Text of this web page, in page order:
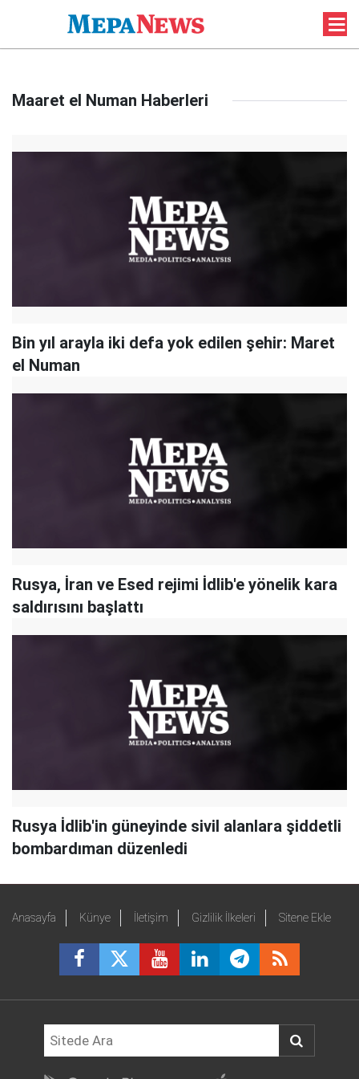
Maaret el Numan Haberleri
Bin yıl arayla iki defa yok edilen şehir: Maret
el Numan
Rusya, İran ve Esed rejimi İdlib'e yönelik kara
saldırısını başlattı
Rusya İdlib'in güneyinde sivil alanlara şiddetli
bombardıman düzenledi
Anasayfa Künye İletişim Gizlilik İlkeleri Sitene Ekle